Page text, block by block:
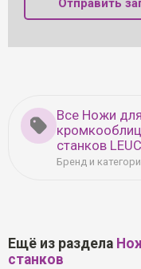
Отправить
Все Ножи для
станков
Бренд и
Ещё из раздела
станков